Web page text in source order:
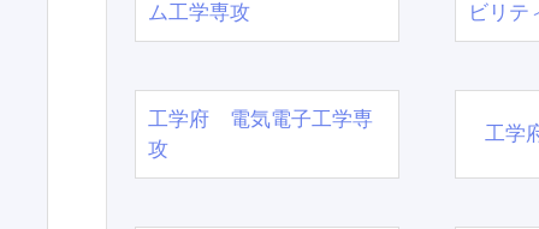
ム工学専攻
ビリテ
工学府 電気電子工学専
攻
工学